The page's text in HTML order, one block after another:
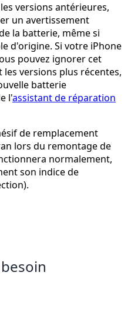
versions antérieures,
un avertissement
la batterie, même si
d'origine. Si votre iPhone
pouvez ignorer cet
les versions plus récentes,
batterie
l'assistant de réparation
de remplacement
lors du remontage de
normalement,
son indice de